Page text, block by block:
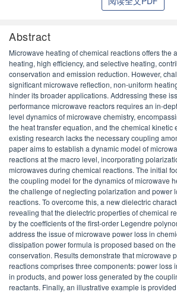
Abstract
Microwave heating of chemical reactions offers the
heating, high efficiency, and selective heating,
conservation and emission reduction. However,
significant microwave reflection, non-uniform
hinder its broader applications. Addressing these
performance microwave reactors requires an in-
level dynamics of microwave chemistry,
the heat transfer equation, and the chemical kinetic
existing research lacks the necessary coupling
paper aims to establish a dynamic model of
reactions at the macro level, incorporating
microwaves during chemical reactions. The initial
the coupling model for the dynamics of microwave
the challenge of neglecting polarization and power
reactions. To overcome this, a new dielectric
revealing that the dielectric properties of chemical
by the coefficients of the first-order Legendre
address the issue of microwave power loss in
dissipation power formula is proposed based on
conservation. Results demonstrate that microwave
reactions comprises three components: power loss
in products, and power loss generated by the
reactants. Finally, an illustrative example is